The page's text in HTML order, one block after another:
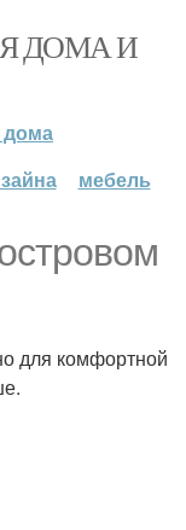
ДОМА И
дома
мебель
для комфортной